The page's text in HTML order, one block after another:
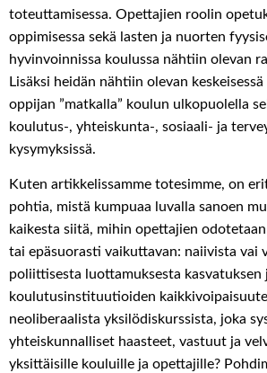
toteuttamisessa. Opettajien roolin
oppimisessa sekä lasten ja nuorten
hyvinvoinnissa koulussa nähtiin olevan
Lisäksi heidän nähtiin olevan keskeisessä
oppijan ”matkalla” koulun ulkopuolella
koulutus-, yhteiskunta-, sosiaali- ja
kysymyksissä.
Kuten artikkelissamme totesimme, on
pohtia, mistä kumpuaa luvalla sanoen
kaikesta siitä, mihin opettajien
tai epäsuorasti vaikuttavan: naiivista vai
poliittisesta luottamuksesta kasvatuksen
koulutusinstituutioiden
neoliberaalista yksilödiskurssista, joka
yhteiskunnalliset haasteet, vastuut ja
yksittäisille kouluille ja opettajille?